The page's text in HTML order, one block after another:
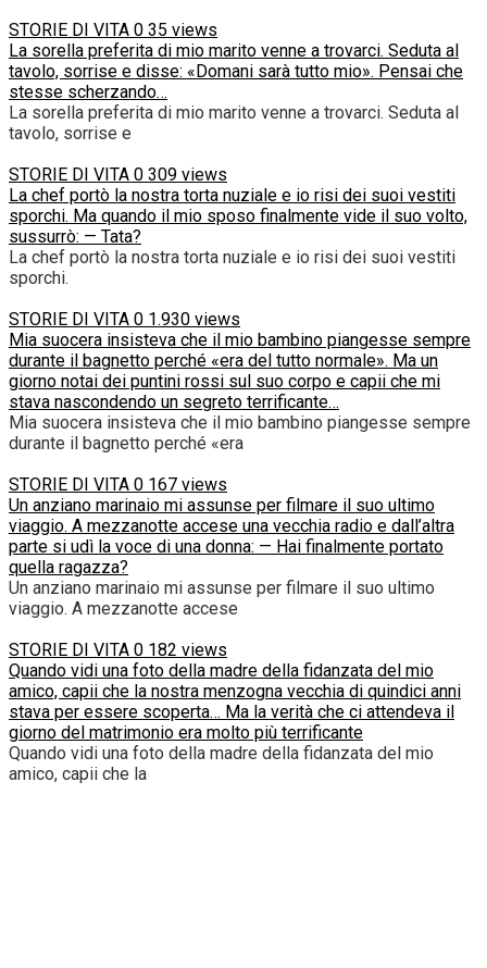
STORIE DI VITA 0 35 views
La sorella preferita di mio marito venne a trovarci. Seduta al
tavolo, sorrise e disse: «Domani sarà tutto mio». Pensai che
stesse scherzando…
La sorella preferita di mio marito venne a trovarci. Seduta al
tavolo, sorrise e
STORIE DI VITA 0 309 views
La chef portò la nostra torta nuziale e io risi dei suoi vestiti
sporchi. Ma quando il mio sposo finalmente vide il suo volto,
sussurrò: — Tata?
La chef portò la nostra torta nuziale e io risi dei suoi vestiti
sporchi.
STORIE DI VITA 0 1.930 views
Mia suocera insisteva che il mio bambino piangesse sempre
durante il bagnetto perché «era del tutto normale». Ma un
giorno notai dei puntini rossi sul suo corpo e capii che mi
stava nascondendo un segreto terrificante…
Mia suocera insisteva che il mio bambino piangesse sempre
durante il bagnetto perché «era
STORIE DI VITA 0 167 views
Un anziano marinaio mi assunse per filmare il suo ultimo
viaggio. A mezzanotte accese una vecchia radio e dall’altra
parte si udì la voce di una donna: — Hai finalmente portato
quella ragazza?
Un anziano marinaio mi assunse per filmare il suo ultimo
viaggio. A mezzanotte accese
STORIE DI VITA 0 182 views
Quando vidi una foto della madre della fidanzata del mio
amico, capii che la nostra menzogna vecchia di quindici anni
stava per essere scoperta… Ma la verità che ci attendeva il
giorno del matrimonio era molto più terrificante
Quando vidi una foto della madre della fidanzata del mio
amico, capii che la